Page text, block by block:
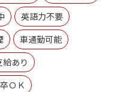
英語力不要
車通勤可能
あり
ＯＫ